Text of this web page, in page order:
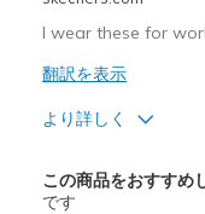
I wear these for
翻訳を表示
より詳しく
Attractive Design
この商品をおすすめ
です